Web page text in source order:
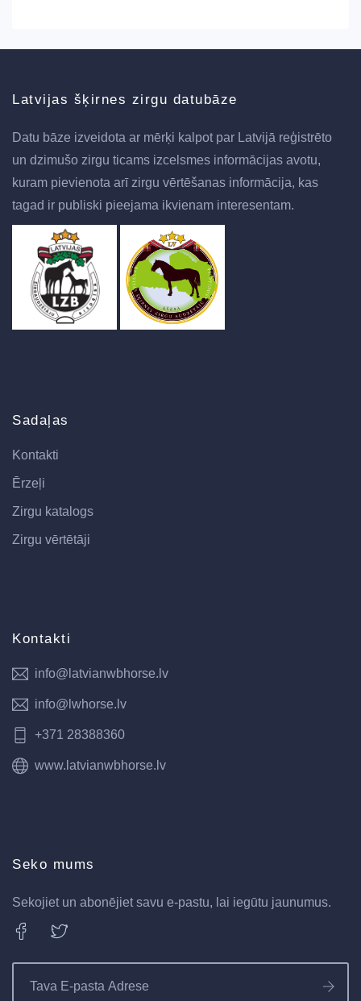
Latvijas šķirnes zirgu datubāze
Datu bāze izveidota ar mērķi kalpot par Latvijā reģistrēto
un dzimušo zirgu ticams izcelsmes informācijas avotu,
kuram pievienota arī zirgu vērtēšanas informācija, kas
tagad ir publiski pieejama ikvienam interesentam.
Sadaļas
Kontakti
Ērzeļi
Zirgu katalogs
Zirgu vērtētāji
Kontakti
info@latvianwbhorse.lv
info@lwhorse.lv
+371 28388360
www.latvianwbhorse.lv
Seko mums
Sekojiet un abonējiet savu e-pastu, lai iegūtu jaunumus.